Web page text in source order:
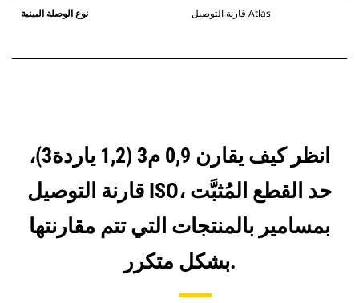
نوع الوصلة البينية قارنة التوصيل Atlas
انظر كيف يقارن 0,9 م3 (1,2 ياردة3)،
قارنة التوصيل ISO، حد القطع المُثبَّت
بمسامير بالمنتجات التي تتم مقارنتها
بشكل متكرر.